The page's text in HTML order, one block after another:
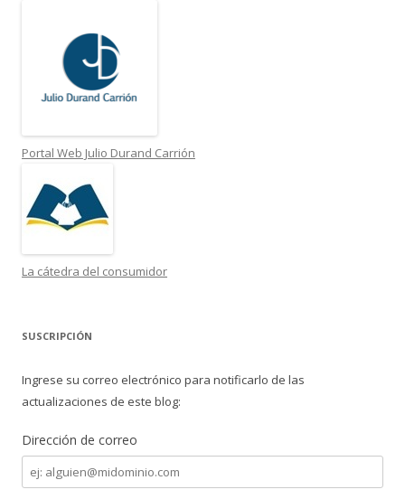
Portal Web Julio Durand Carrión
La cátedra del consumidor
SUSCRIPCIÓN
Ingrese su correo electrónico para notificarlo de las
actualizaciones de este blog:
Dirección de correo
Dirección
de
correo